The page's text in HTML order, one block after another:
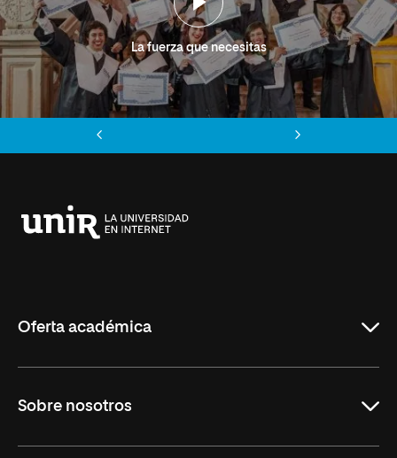
La fuerza que necesitas
Oferta académica
Másteres Oficiales
Sobre nosotros